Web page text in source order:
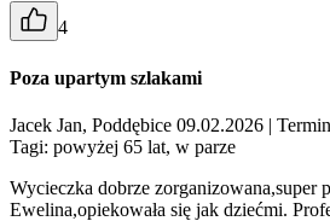
4
Poza upartym szlakami
Jacek Jan, Poddębice 09.02.2026 |
Tagi: powyżej 65 lat, w parze
Wycieczka dobrze zorganizowana,super
Ewelina,opiekowała się jak dziećmi.